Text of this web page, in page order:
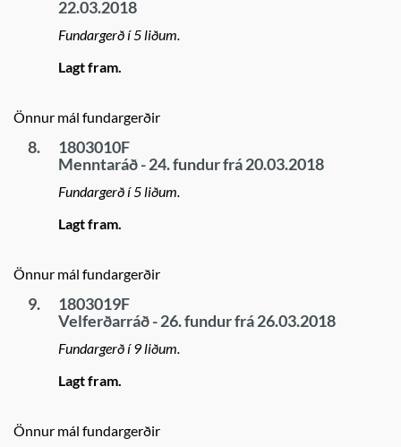
22.03.2018
Fundargerð í 5 liðum.
Lagt fram.
Önnur mál fundargerðir
8.
1803010F
Menntaráð - 24. fundur frá 20.03.2018
Fundargerð í 5 liðum.
Lagt fram.
Önnur mál fundargerðir
9.
1803019F
Velferðarráð - 26. fundur frá 26.03.2018
Fundargerð í 9 liðum.
Lagt fram.
Önnur mál fundargerðir